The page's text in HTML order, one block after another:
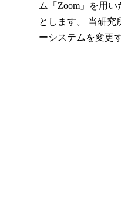
ム「Zoom」を用
とします。 当研究
ーシステムを変更